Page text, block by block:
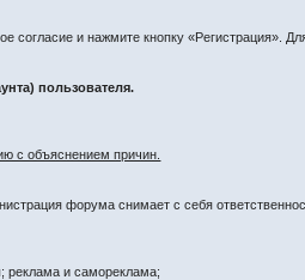
согласие и нажмите кнопку «Регистрация».
пользователя.
с объяснением причин.
форума снимает с себя
реклама и самореклама;